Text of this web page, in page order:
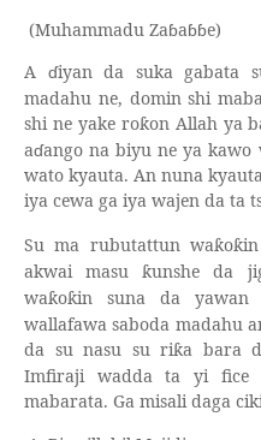
(Muhammadu Zaɓaɓɓe)
A ɗiyan da suka gabata
madahu ne, domin shi
shi ne yake roƙon Allah ya
aɗango na biyu ne ya
wato kyauta. An nuna
iya cewa ga iya wajen da ta
Su ma rubutattun waƙoƙ
akwai masuƙunshe da
waƙoƙin suna da yawan
wallafawa saboda madahu
da su nasu su riƙa bara
Imfiraji wadda ta yi
mabarata. Ga misali daga